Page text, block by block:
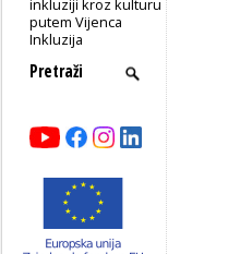
putem Vijenca
Inkluzija